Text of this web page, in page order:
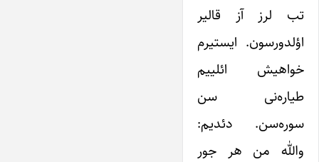
تب لرز آز قالیر
اؤلدورسون. ایستیرم
خواهیش ائلییم
طیاره‌نی سن
سوره‌سن. دئدیم:
والله من هر جور